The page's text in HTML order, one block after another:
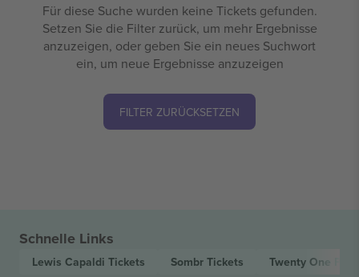
Für diese Suche wurden keine Tickets gefunden.
Setzen Sie die Filter zurück, um mehr Ergebnisse
anzuzeigen, oder geben Sie ein neues Suchwort
ein, um neue Ergebnisse anzuzeigen
FILTER ZURÜCKSETZEN
Schnelle Links
Lewis Capaldi Tickets Sombr Tickets Twenty One